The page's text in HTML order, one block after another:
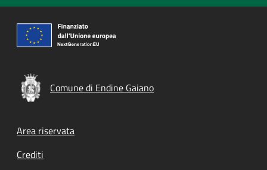
Comune di Endine Gaiano
Footer menu
Area riservata
Crediti